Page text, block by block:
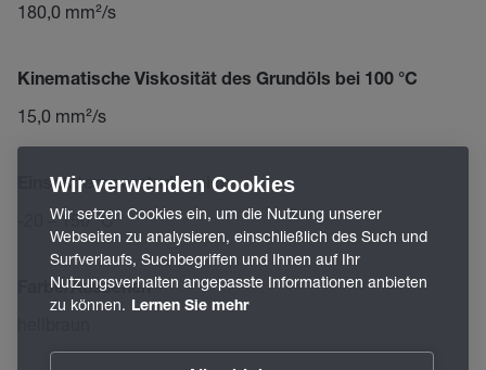
180,0 mm²/s
Kinematische Viskosität des Grundöls bei 100 °C
15,0 mm²/s
Einsatztemperaturbereich
-20 – 150 °C
Farbe/Aussehen
Wir verwenden Cookies
Wir setzen Cookies ein, um die Nutzung unserer
Webseiten zu analysieren, einschließlich des Such und
Surfverlaufs, Suchbegriffen und Ihnen auf Ihr
Nutzungsverhalten angepasste Informationen anbieten
zu können. Lernen Sie mehr